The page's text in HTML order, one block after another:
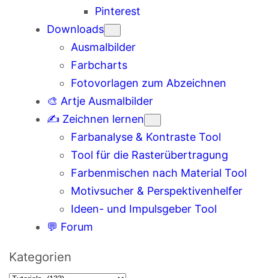
Pinterest
Downloads
Ausmalbilder
Farbcharts
Fotovorlagen zum Abzeichnen
🎨 Artje Ausmalbilder
✍️ Zeichnen lernen
Farbanalyse & Kontraste Tool
Tool für die Rasterübertragung
Farbenmischen nach Material Tool
Motivsucher & Perspektivenhelfer
Ideen- und Impulsgeber Tool
💬 Forum
Kategorien